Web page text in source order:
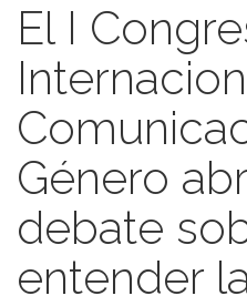
El I
Género
debate
entender